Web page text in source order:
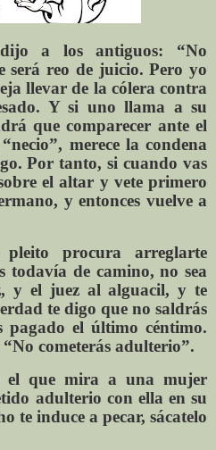
a los antiguos: “No
será reo de juicio. Pero yo
llevar de la cólera contra
Y si uno llama a su
que comparecer ante el
merece la condena
Por tanto, si cuando vas
el altar y vete primero
y entonces vuelve a
procura arreglarte
todavía de camino, no sea
y el juez al alguacil, y te
te digo que no saldrás
pagado el último céntimo.
cometerás adulterio”.
el que mira a una mujer
adulterio con ella en su
te induce a pecar, sácatelo